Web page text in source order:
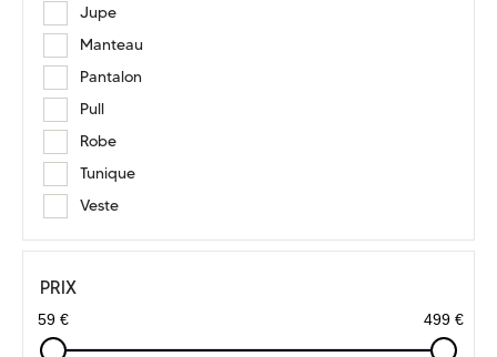
Jupe
Manteau
Pantalon
Pull
Robe
Tunique
Veste
PRIX
59 € 499 €